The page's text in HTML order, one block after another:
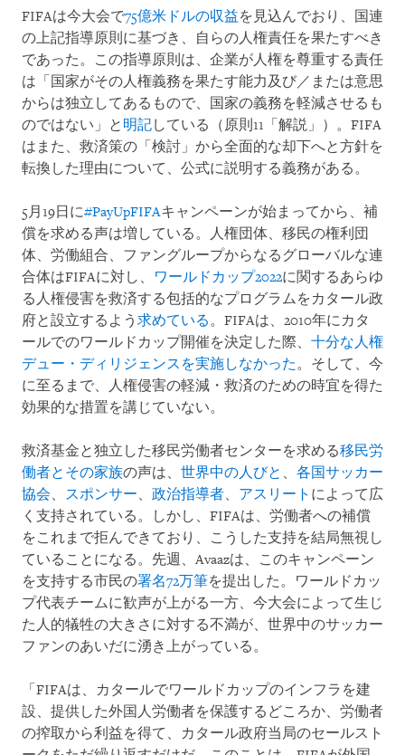
FIFAは今大会で75億米ドルの収益を見込んでおり、国連
の上記指導原則に基づき、自らの人権責任を果たすべき
であった。この指導原則は、企業が人権を尊重する責任
は「国家がその人権義務を果たす能力及び／または意思
からは独立してあるもので、国家の義務を軽減させるも
のではない」と 明記している（原則11「解説」）。FIFA
はまた、救済策の「検討」から全面的な却下へと方針を
転換した理由について、公式に説明する義務がある。
5月19日に#PayUpFIFAキャンペーンが始まってから、補
償を求める声は増している。人権団体、移民の権利団
体、労働組合、ファングループからなるグローバルな連
合体はFIFAに対し、
ワールドカップ2022に関するあらゆ
る人権侵害を救済する包括的なプログラムをカタール政
府と設立するよう 求めている。FIFAは、2010年にカタ
ールでのワールドカップ開催を決定した際、 十分な人権
デュー・ディリジェンスを実施しなかった。そして、今
に至るまで、人権侵害の軽減・救済のための時宜を得た
効果的な措置を講じていない。
救済基金と独立した移民労働者センターを求める移民労
働者とその家族の声は、 世界中の人びと 、 各国サッカー
協会、 スポンサー、 政治指導者、 アスリート によって広
く支持されている。しかし、FIFAは、労働者への補償
をこれまで拒んできており、こうした支持を結局無視し
ていることになる。先週、Avaazは、このキャンペーン
を支持する市民の署名72万筆を提出した。ワールドカッ
プ代表チームに歓声が上がる一方、今大会によって生じ
た人的犠牲の大きさに対する不満が、世界中のサッカー
ファンのあいだに湧き上がっている。
「FIFAは、カタールでワールドカップのインフラを建
設、提供した外国人労働者を保護するどころか、労働者
の搾取から利益を得て、カタール政府当局のセールスト